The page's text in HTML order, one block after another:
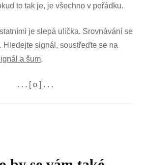
to tak je, je všechno v pořádku.
je slepá ulička. Srovnávání se
Hledejte signál, soustřeďte se na
a šum.
. . . [ o ] . . .